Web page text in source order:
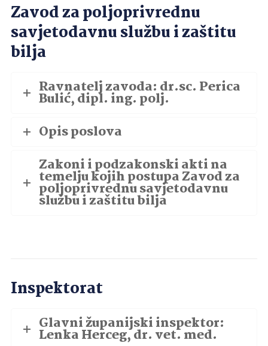
Zavod za poljoprivrednu
savjetodavnu službu i zaštitu
bilja
Ravnatelj zavoda: dr.sc. Perica
Bulić, dipl. ing. polj.
Opis poslova
Zakoni i podzakonski akti na
temelju kojih postupa Zavod za
poljoprivrednu savjetodavnu
službu i zaštitu bilja
Inspektorat
Glavni županijski inspektor:
Lenka Herceg, dr. vet. med.